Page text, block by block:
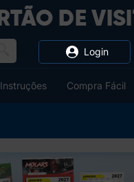
Instruções Compra Fácil
Login